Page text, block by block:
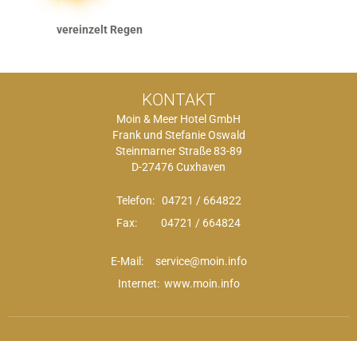
vereinzelt Regen
KONTAKT
Moin & Meer Hotel GmbH
Frank und Stefanie Oswald
Steinmarner Straße 83-89
D-27476 Cuxhaven
Telefon: 04721 / 664822
Fax: 04721 / 664824
E-Mail: service@moin.info
Internet: www.moin.info